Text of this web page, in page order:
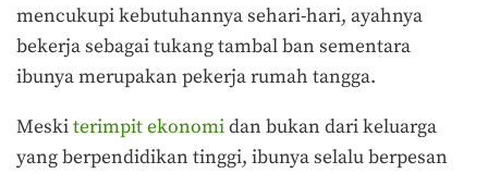
mencukupi kebutuhannya sehari-hari, ayahnya
bekerja sebagai tukang tambal ban sementara
ibunya merupakan pekerja rumah tangga.
Meskiterimpit ekonomidan bukan dari keluarga
yang berpendidikan tinggi, ibunya selalu berpesan